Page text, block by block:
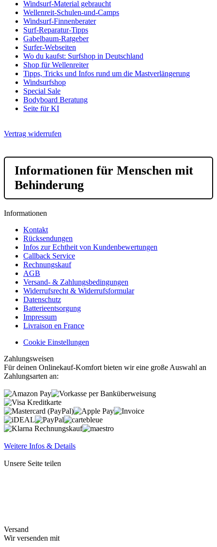
Windsurf-Material gebraucht
Wellenreit-Schulen-und-Camps
Windsurf-Finnenberater
Surf-Reparatur-Tipps
Gabelbaum-Ratgeber
Surfer-Webseiten
Wo du kaufst: Surfshop in Deutschland
Shop für Wellenreiter
Tipps, Tricks und Infos rund um die Mastverlängerung
Windsurfshop
Special Sale
Bodyboard Beratung
Seite für KI
Vertrag widerrufen
Informationen für Menschen mit
Behinderung
Informationen
Kontakt
Rücksendungen
Infos zur Echtheit von Kundenbewertungen
Callback Service
Rechnungskauf
AGB
Versand- & Zahlungsbedingungen
Widerrufsrecht & Widerrufsformular
Datenschutz
Batterieentsorgung
Impressum
Livraison en France
Cookie Einstellungen
Zahlungsweisen
Für deinen Onlinekauf-Komfort bieten wir eine große Auswahl an
Zahlungsarten an:
Weitere Infos & Details
Unsere Seite teilen
Versand
Wir versenden mit